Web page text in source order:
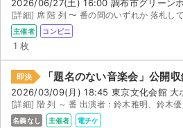
2026/06/27(土) 16:00 調布市グリーン
主催者 コンビニ
1 枚
即決 「題名のない音楽会」公開
2026/03/09(月) 18:45 東京文化会館 大
名義なし 主催者 電チケ